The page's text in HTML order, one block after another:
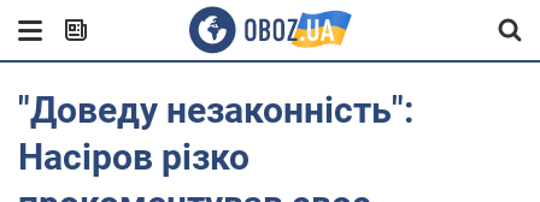
"Доведу незаконність":
Насіров різко